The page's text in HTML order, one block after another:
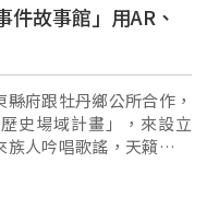
故事館」用AR、
府跟牡丹鄉公所合作，
史場域計畫」，來設立
人吟唱歌謠，天籟般的
開館揭開序幕。